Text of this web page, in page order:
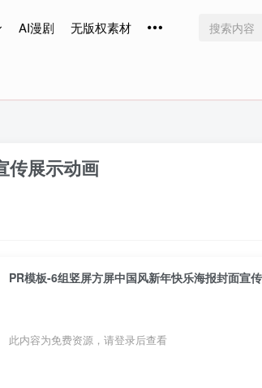
AI漫剧 无版权素材
传展示动画
PR模板-6组竖屏方屏中国风新年快乐海报封面宣
此内容为免费资源，请登录后查看